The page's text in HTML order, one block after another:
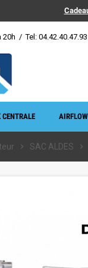
20h / Tel: 04.42.40.47.93
CENTRALE AIRFLOW
chevron_right SAC ALDES chevron_right